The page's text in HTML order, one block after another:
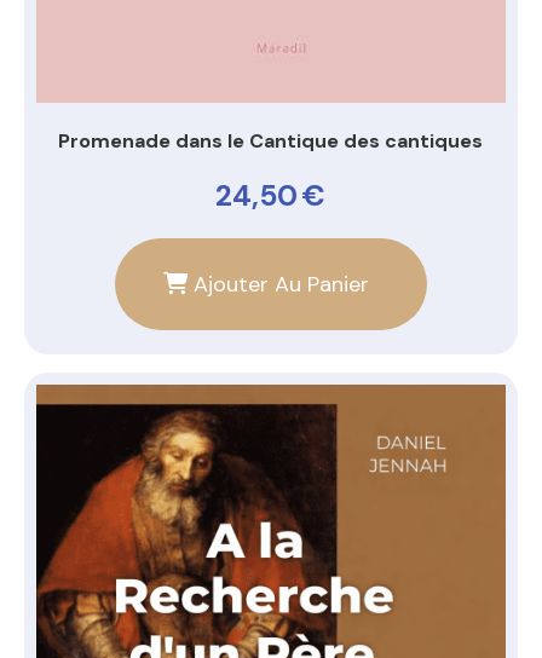
Promenade dans le Cantique des cantiques
24,50€
Ajouter Au Panier